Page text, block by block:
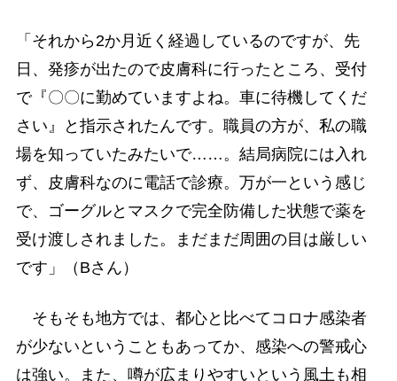
「それから2か月近く経過しているのですが、先
日、発疹が出たので皮膚科に行ったところ、受付
で『〇〇に勤めていますよね。車に待機してくだ
さい』と指示されたんです。職員の方が、私の職
場を知っていたみたいで……。結局病院には入れ
ず、皮膚科なのに電話で診療。万が一という感じ
で、ゴーグルとマスクで完全防備した状態で薬を
受け渡しされました。まだまだ周囲の目は厳しい
です」（Bさん）
そもそも地方では、都心と比べてコロナ感染者
が少ないということもあってか、感染への警戒心
は強い。また、噂が広まりやすいという風土も相